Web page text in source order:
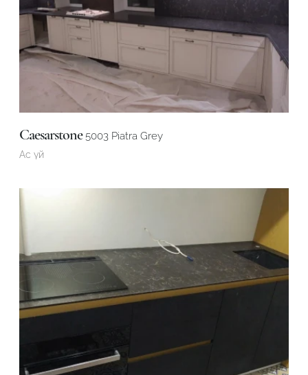
Caesarstone5003 Piatra Grey
Ас үй